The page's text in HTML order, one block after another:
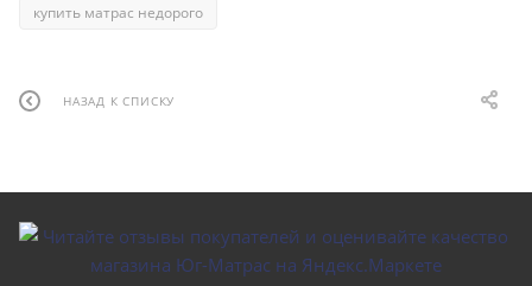
купить матрас недорого
НАЗАД К СПИСКУ